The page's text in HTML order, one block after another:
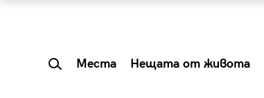
Места Нещата от живота